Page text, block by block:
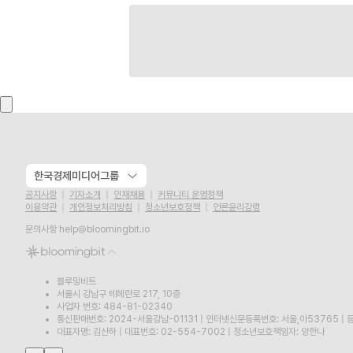
한국경제미디어그룹
공지사항 기자소개 인재채용
커뮤니티 운영정책
이용약관
개인정보처리방침 청소년보호정책
언론윤리강령
문의사항 help@bloomingbit.io
블루밍비트
서울시 강남구 테헤란로 217, 10층
사업자 번호: 484-81-02340
통신판매번호: 2024-서울강남-01131
인터넷신문등록번호: 서울,아53765
대표자명: 김산하
대표번호: 02-554-7002 청소년보호책임자: 양한나